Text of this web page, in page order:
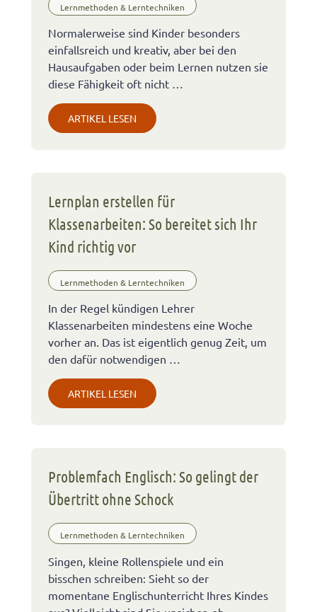
Lernmethoden & Lerntechniken
Normalerweise sind Kinder besonders
einfallsreich und kreativ, aber bei den
Hausaufgaben oder beim Lernen nutzen sie
diese Fähigkeit oft nicht …
ARTIKEL LESEN
Lernplan erstellen für
Klassenarbeiten: So bereitet sich Ihr
Kind richtig vor
Lernmethoden & Lerntechniken
In der Regel kündigen Lehrer
Klassenarbeiten mindestens eine Woche
vorher an. Das ist eigentlich genug Zeit, um
den dafür notwendigen …
ARTIKEL LESEN
Problemfach Englisch: So gelingt der
Übertritt ohne Schock
Lernmethoden & Lerntechniken
Singen, kleine Rollenspiele und ein
bisschen schreiben: Sieht so der
momentane Englischunterricht Ihres Kindes